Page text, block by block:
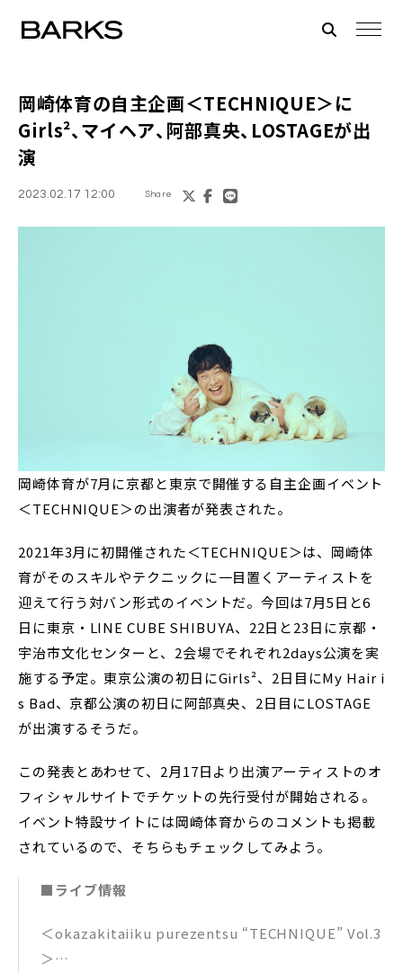
岡崎体育の自主企画＜TECHNIQUE＞に
Girls²、マイヘア、阿部真央、LOSTAGEが出
演
2023.02.17 12:00 Share
岡崎体育が7月に京都と東京で開催する自主企画イベント
＜TECHNIQUE＞の出演者が発表された。
2021年3月に初開催された＜TECHNIQUE＞は、岡崎体
育がそのスキルやテクニックに一目置くアーティストを
迎えて行う対バン形式のイベントだ。今回は7月5日と6
日に東京・LINE CUBE SHIBUYA、22日と23日に京都・
宇治市文化センターと、2会場でそれぞれ2days公演を実
施する予定。東京公演の初日にGirls²、2日目にMy Hair i
s Bad、京都公演の初日に阿部真央、2日目にLOSTAGE
が出演するそうだ。
この発表とあわせて、2月17日より出演アーティストのオ
フィシャルサイトでチケットの先行受付が開始される。
イベント特設サイトには岡崎体育からのコメントも掲載
されているので、そちらもチェックしてみよう。
■ライブ情報
＜okazakitaiiku purezentsu “TECHNIQUE” Vol.3
＞